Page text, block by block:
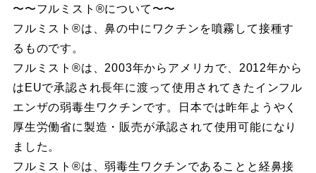
〜〜フルミスト®︎について〜〜
フルミスト®︎は、鼻の中にワクチンを噴霧して接種す
るものです。
フルミスト®︎は、2003年からアメリカで、2012年から
はEUで承認され長年に渡って使用されてきたインフル
エンザの弱毒生ワクチンです。日本では昨年ようやく
厚生労働省に製造・販売が承認されて使用可能になり
ました。
フルミスト®︎は、弱毒生ワクチンであることと経鼻接